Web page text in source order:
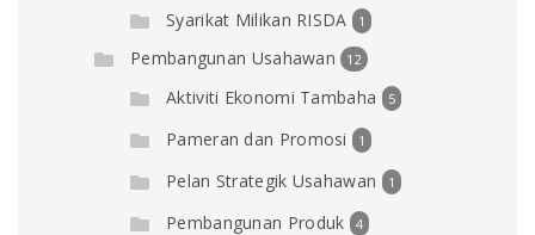
Syarikat Milikan RISDA 1
Pembangunan Usahawan 12
Aktiviti Ekonomi Tambaha 5
Pameran dan Promosi 1
Pelan Strategik Usahawan 1
Pembangunan Produk 4